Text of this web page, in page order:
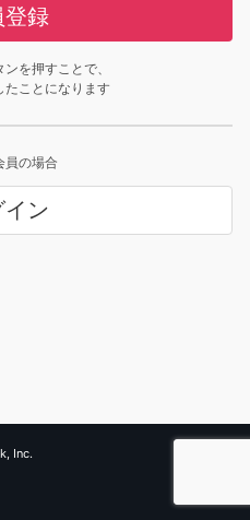
登録
を押すことで、
たことになります
員の場合
イン
Inc.